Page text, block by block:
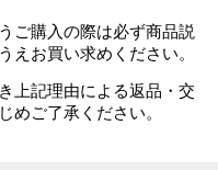
ご購入の際は必ず商品説
えお買い求めください。
上記理由による返品・交
ご了承ください。